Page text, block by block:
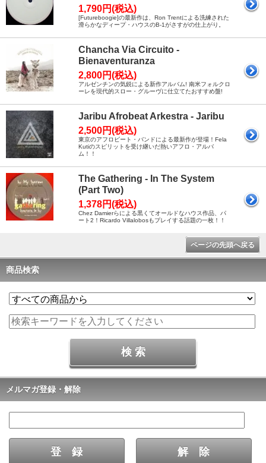
1,790円(税込)
[Futureboogie]の最新作は、Ron Trentによる洗練された
滑らかなディープ・ハウスのB-1がさすがの仕上がり。
Chancha Via Circuito -
Bienaventuranza
2,800円(税込)
アルゼンチンの気鋭による新作アルバム! 南米フォルクロ
ーレを現代的スロー・グルーヴに仕立てたおすすめ盤!
Jaribu Afrobeat Arkestra - Jaribu
2,500円(税込)
東京のアフロビート・バンドによる最新作が登場！Fela
Kutiのスピリットを受け継いだ熱いアフロ・アルバ
ム！！
The Gathering - In The System
(Part Two)
1,378円(税込)
Chez Damierらによる黒くてオールドなハウス作品、パ
ート2！Ricardo Villalobosもプレイする話題の一枚！！
ページの先頭へ戻る
商品検索
メルマガ登録・解除